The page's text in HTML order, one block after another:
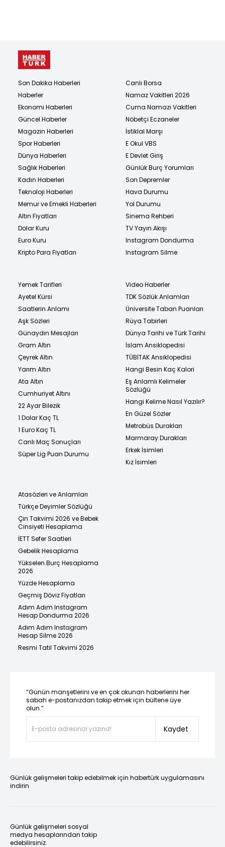
Son Dakika Haberleri
Haberler
Ekonomi Haberleri
Güncel Haberler
Magazin Haberleri
Spor Haberleri
Dünya Haberleri
Sağlık Haberleri
Kadın Haberleri
Teknoloji Haberleri
Memur ve Emekli Haberleri
Altın Fiyatları
Dolar Kuru
Euro Kuru
Kripto Para Fiyatları
Canlı Borsa
Namaz Vakitleri 2026
Cuma Namazı Vakitleri
Nöbetçi Eczaneler
İstiklal Marşı
E Okul VBS
E Devlet Giriş
Günlük Burç Yorumları
Son Depremler
Hava Durumu
Yol Durumu
Sinema Rehberi
TV Yayın Akışı
Instagram Dondurma
Instagram Silme
Yemek Tarifleri
Ayetel Kürsi
Saatlerin Anlamı
Aşk Sözleri
Günaydın Mesajları
Gram Altın
Çeyrek Altın
Yarım Altın
Ata Altın
Cumhuriyet Altını
22 Ayar Bilezik
1 Dolar Kaç TL
1 Euro Kaç TL
Canlı Maç Sonuçları
Süper Lig Puan Durumu
Video Haberler
TDK Sözlük Anlamları
Üniversite Taban Puanları
Rüya Tabirleri
Dünya Tarihi ve Türk Tarihi
İslam Ansiklopedisi
TÜBİTAK Ansiklopedisi
Hangi Besin Kaç Kalori
Eş Anlamlı Kelimeler
Sözlüğü
Hangi Kelime Nasıl Yazılır?
En Güzel Sözler
Metrobüs Durakları
Marmaray Durakları
Erkek İsimleri
Kız İsimleri
Atasözleri ve Anlamları
Türkçe Deyimler Sözlüğü
Çin Takvimi 2026 ve Bebek
Cinsiyeti Hesaplama
İETT Sefer Saatleri
Gebelik Hesaplama
Yükselen Burç Hesaplama
2026
Yüzde Hesaplama
Geçmiş Döviz Fiyatları
Adım Adım Instagram
Hesap Dondurma 2026
Adım Adım Instagram
Hesap Silme 2026
Resmi Tatil Takvimi 2026
“Günün manşetlerini ve en çok okunan haberlerini her
sabah e-postanızdan takip etmek için bültene üye
olun.”
Kaydet
Günlük gelişmeleri takip edebilmek için habertürk uygulamasını
indirin
Günlük gelişmeleri sosyal
medya hesaplarından takip
edebilirsiniz.